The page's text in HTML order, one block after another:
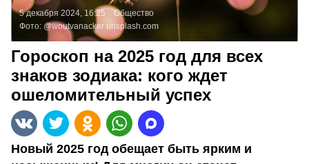
5 декабря 2024, 16:25
Общество
Фото: @woutvanacker unsplash.com
Гороскоп на 2025 год для всех
знаков зодиака: кого ждет
ошеломительный успех
Новый 2025 год обещает быть ярким и